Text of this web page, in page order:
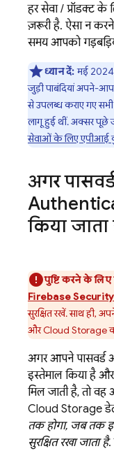
हर सेवा / प्रॉडक्ट के
ज़रूरी है. ऐसा न
समय आपको
ध्यान दें:मई 2024
जुड़ी पाबंदियां अपने-
से उपलब्ध कराए गए
लागू हुई थीं. अक्सर पूछे
सेवाओं के लिए एपीआई
अगर
किया जाता
पुष्टि करने के
Firebase
सुरक्षित रखें. साथ ही,
औरCloud Storage
अगर आपने पासवर्ड
इस्तेमाल किया है
मिल जाती है, तो
Cloud Storage
तक होगा, जब तक
सुरक्षित रखा जाता है.